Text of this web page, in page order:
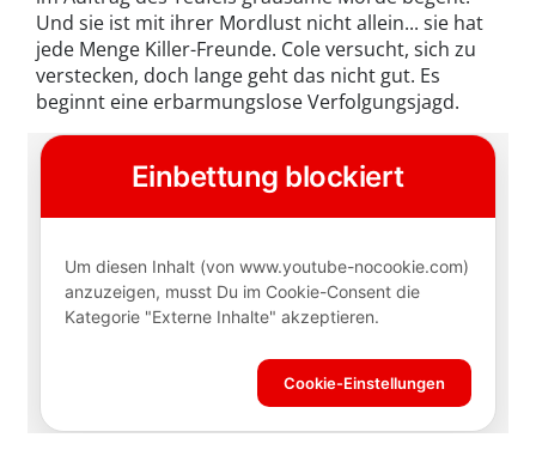
Und sie ist mit ihrer Mordlust nicht allein... sie hat
jede Menge Killer-Freunde. Cole versucht, sich zu
verstecken, doch lange geht das nicht gut. Es
beginnt eine erbarmungslose Verfolgungsjagd.